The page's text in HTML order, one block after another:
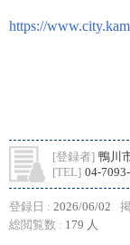
https://
[登録者] 鴨川
[TEL] 04-
登録日 : 2026/06/02
総閲覧数 : 179 人